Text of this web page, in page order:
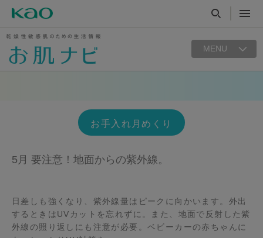
MENU
お手入れ月めくり
5月 要注意！地面からの紫外線。
日差しも強くなり、紫外線量はピークに向かいます。外出
するときはUVカットを忘れずに。また、地面で反射した紫
外線の照り返しにも注意が必要。ベビーカーの赤ちゃんに